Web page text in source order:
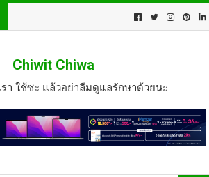
Chiwit Chiwa
รา ใช้ซะ แล้วอย่าลืมดูแลรักษาด้วยนะ